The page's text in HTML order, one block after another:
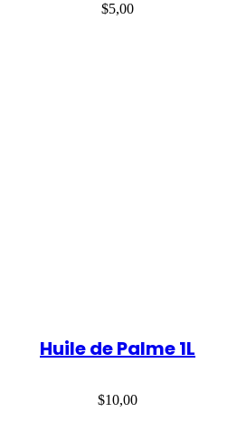
$5,00
Huile de Palme 1L
$10,00